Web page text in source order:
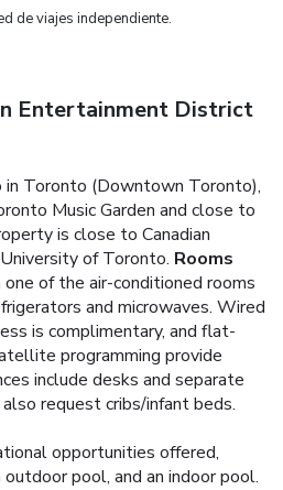
de viajes independiente.
Entertainment District
Toronto (Downtown Toronto),
Music Garden and close to
is close to Canadian
of Toronto. Rooms
of the air-conditioned rooms
and microwaves. Wired
is complimentary, and flat-
programming provide
include desks and separate
request cribs/infant beds.
opportunities offered,
pool, and an indoor pool.